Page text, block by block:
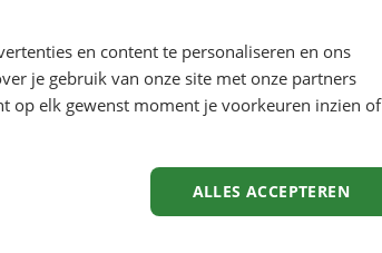
en content te personaliseren en ons
je gebruik van onze site met onze partners
op elk gewenst moment je voorkeuren inzien of
ALLES ACCEPTEREN